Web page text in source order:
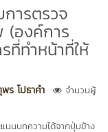
ารตรวจ
(องค์การ
ที่ทำหน้าที่ให้
ร โปธาคำ
จำนวนผู้
นนบทความได้จากปุ่มข้าง